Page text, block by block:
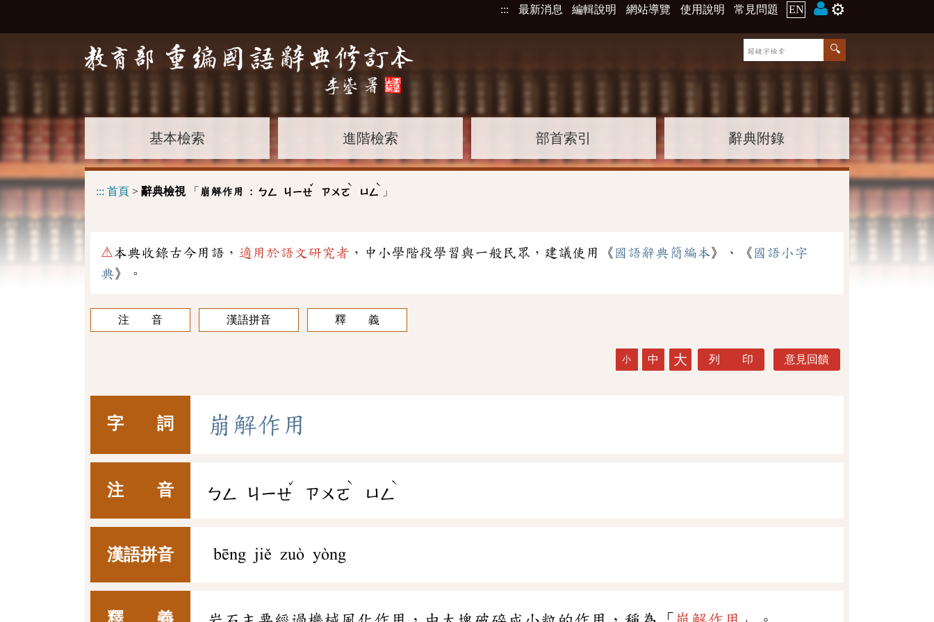
::: 最新消息 編輯說明 網站導覽 使用說明 常見問題 EN ⚙️
基本檢索 進階檢索 部首索引 辭典附錄
::: 首頁 > 辭典檢視「 崩解作用 : ㄅㄥ ㄐㄧㄝ
ˇ
ㄗㄨㄛ
ˋ
ㄩㄥ
ˋ
」
⚠本典收錄古今用語， 適用於語文研究者 ，中小學階段學習與一般民眾，建議使用《 國語辭典簡編本》、《 國語小字
典》。
注 音 漢語拼音 釋 義
小 中 大 列 印 意見回饋
字 詞 崩 解作 用
注 音 ㄅㄥ ㄐㄧㄝ
ˇ
ㄗㄨㄛ
ˋ
ㄩㄥ
ˋ
漢語拼音 bēng jiě zuò yòng